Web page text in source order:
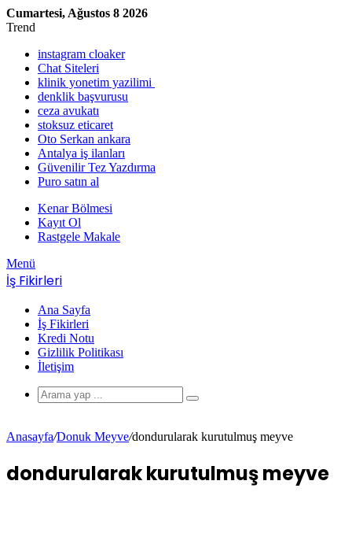
Cumartesi, Ağustos 8 2026
Trend
instagram cloaker
Chat Siteleri
klinik yonetim yazilimi
denklik başvurusu
ceza avukatı
stoksuz eticaret
Oto Serkan ankara
Antalya iş ilanları
Güvenilir Tez Yazdırma
Puro satın al
Kenar Bölmesi
Kayıt Ol
Rastgele Makale
Menü
İş Fikirleri
Ana Sayfa
İş Fikirleri
Kredi Notu
Gizlilik Politikası
İletişim
Anasayfa/Donuk Meyve/dondurularak kurutulmuş meyve
dondurularak kurutulmuş meyve